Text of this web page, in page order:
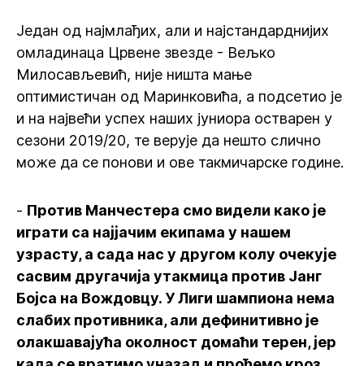
Један од најмлађих, али и најстандарднијих
омладинаца Црвене звезде - Вељко
Милосављевић, није ништа мање
оптимистичан од Маринковића, а подсетио је
и на највећи успех наших јуниора остварен у
сезони 2019/20, те верује да нешто слично
може да се понови и ове такмичарске године.
- Против Манчестера смо видели како је
играти са најјачим екипама у нашем
узрасту, а сада нас у другом колу очекује
сасвим другачија утакмица против Јанг
Бојса на Вождовцу. У Лиги шампиона нема
слабих противника, али дефинитивно је
олакшавајућа околност домаћи терен, јер